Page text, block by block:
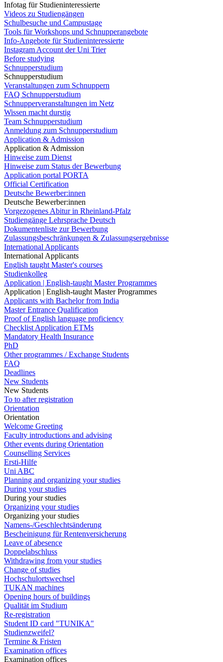
Infotag für Studieninteressierte
Videos zu Studiengängen
Schulbesuche und Campustage
Tools für Workshops und Schnupperangebote
Info-Angebote für Studieninteressierte
Instagram Account der Uni Trier
Before studying
Schnupperstudium
Schnupperstudium
Veranstaltungen zum Schnuppern
FAQ Schnupperstudium
Schnupperveranstaltungen im Netz
Wissen macht durstig
Team Schnupperstudium
Anmeldung zum Schnupperstudium
Application & Admission
Application & Admission
Hinweise zum Dienst
Hinweise zum Status der Bewerbung
Application portal PORTA
Official Certification
Deutsche Bewerber:innen
Deutsche Bewerber:innen
Vorgezogenes Abitur in Rheinland-Pfalz
Studiengänge Lehrsprache Deutsch
Dokumentenliste zur Bewerbung
Zulassungsbeschränkungen & Zulassungsergebnisse
International Applicants
International Applicants
English taught Master's courses
Studienkolleg
Application | English-taught Master Programmes
Application | English-taught Master Programmes
Applicants with Bachelor from India
Master Entrance Qualification
Proof of English language proficiency
Checklist Application ETMs
Mandatory Health Insurance
PhD
Other programmes / Exchange Students
FAQ
Deadlines
New Students
New Students
To to after registration
Orientation
Orientation
Welcome Greeting
Faculty introductions and advising
Other events during Orientation
Counselling Services
Ersti-Hilfe
Uni ABC
Planning and organizing your studies
During your studies
During your studies
Organizing your studies
Organizing your studies
Namens-/Geschlechtsänderung
Bescheinigung für Rentenversicherung
Leave of abesence
Doppelabschluss
Withdrawing from your studies
Change of studies
Hochschulortswechsel
TUKAN machines
Opening hours of buildings
Qualität im Studium
Re-registration
Student ID card "TUNIKA"
Studienzweifel?
Termine & Fristen
Examination offices
Examination offices